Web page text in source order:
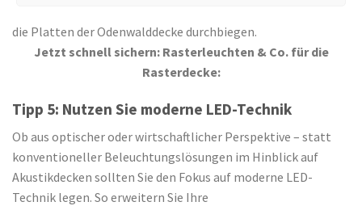
die Platten der Odenwalddecke durchbiegen.
Jetzt schnell sichern: Rasterleuchten & Co. für die
Rasterdecke:
Tipp 5: Nutzen Sie moderne LED-Technik
Ob aus optischer oder wirtschaftlicher Perspektive – statt
konventioneller Beleuchtungslösungen im Hinblick auf
Akustikdecken sollten Sie den Fokus auf moderne LED-
Technik legen. So erweitern Sie Ihre